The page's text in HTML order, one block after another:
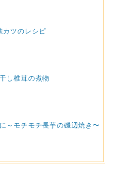
カツのレシピ
し椎茸の煮物
～モチモチ長芋の磯辺焼き〜